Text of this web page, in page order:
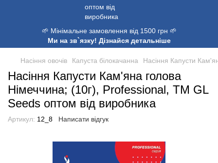
🌱 Мінімальне замовлення від 1500 грн 🌱
Ми на зв`язку! Дізнайся детальніше
Насіння овочів Капуста білокачанна Насіння Капусти
Насіння Капусти Кам'яна голова
Німеччина; (10г), Professional, TM GL
Seeds оптом від виробника
Артикул: 12_8 Написати відгук